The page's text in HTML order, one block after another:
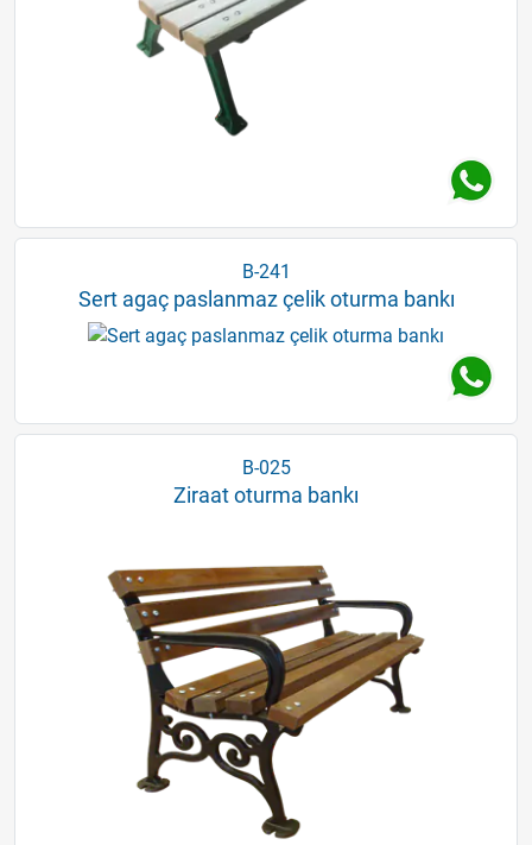
B-241
Sert agaç paslanmaz çelik oturma bankı
B-025
Ziraat oturma bankı